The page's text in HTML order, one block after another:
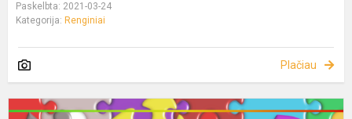
Paskelbta: 2021-03-24
Kategorija: Renginiai
Plačiau